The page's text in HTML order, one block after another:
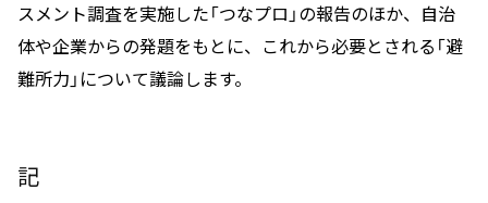
スメント調査を実施した「つなプロ」の報告のほか、自治
体や企業からの発題をもとに、これから必要とされる「避
難所力」について議論します。
記